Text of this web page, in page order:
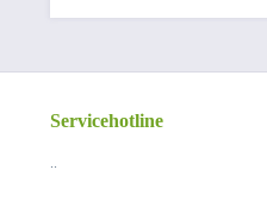
Servicehotline
..